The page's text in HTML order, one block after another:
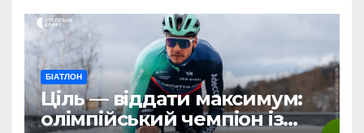
БІАТЛОН
Ціль — віддати максимум:
олімпійський чемпіон із